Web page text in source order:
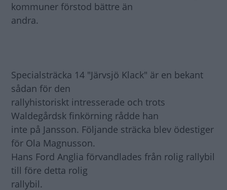
kommuner förstod bättre än
andra.
Specialsträcka 14 "Järvsjö Klack" är en bekant
sådan för den
rallyhistoriskt intresserade och trots
Waldegårdsk finkörning rådde han
inte på Jansson. Följande sträcka blev ödestiger
för Ola Magnusson.
Hans Ford Anglia förvandlades från rolig rallybil
till före detta rolig
rallybil.